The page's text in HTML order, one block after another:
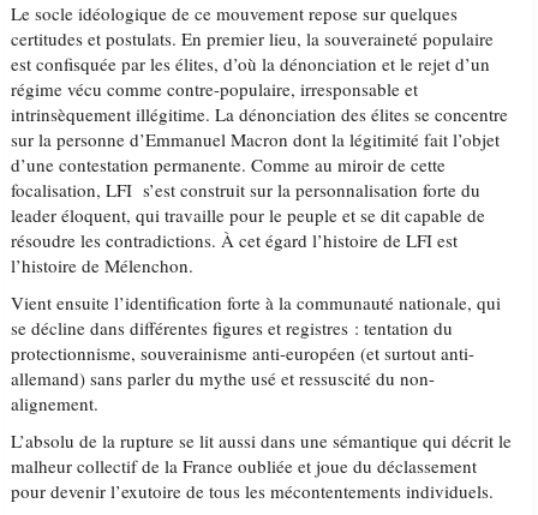
Le socle idéologique de ce mouvement repose sur quelques
certitudes et postulats. En premier lieu, la souveraineté populaire
est confisquée par les élites, d’où la dénonciation et le rejet d’un
régime vécu comme contre-populaire, irresponsable et
intrinsèquement illégitime. La dénonciation des élites se concentre
sur la personne d’Emmanuel Macron dont la légitimité fait l’objet
d’une contestation permanente. Comme au miroir de cette
focalisation, LFI s’est construit sur la personnalisation forte du
leader éloquent, qui travaille pour le peuple et se dit capable de
résoudre les contradictions. À cet égard l’histoire de LFI est
l’histoire de Mélenchon.
Vient ensuite l’identification forte à la communauté nationale, qui
se décline dans différentes figures et registres : tentation du
protectionnisme, souverainisme anti-européen (et surtout anti-
allemand) sans parler du mythe usé et ressuscité du non-
alignement.
L’absolu de la rupture se lit aussi dans une sémantique qui décrit le
malheur collectif de la France oubliée et joue du déclassement
pour devenir l’exutoire de tous les mécontentements individuels.